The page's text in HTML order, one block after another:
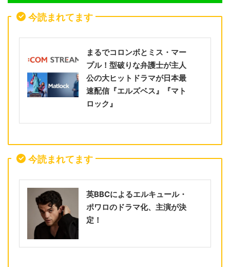
今読まれてます
まるでコロンボとミス・マー
プル！型破りな弁護士が主人
公の大ヒットドラマが日本最
速配信『エルズベス』『マト
ロック』
今読まれてます
英BBCによるエルキュール・
ポワロのドラマ化、主演が決
定！